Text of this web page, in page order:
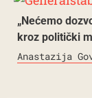
„Nećemo
kroz politički
Anastazija